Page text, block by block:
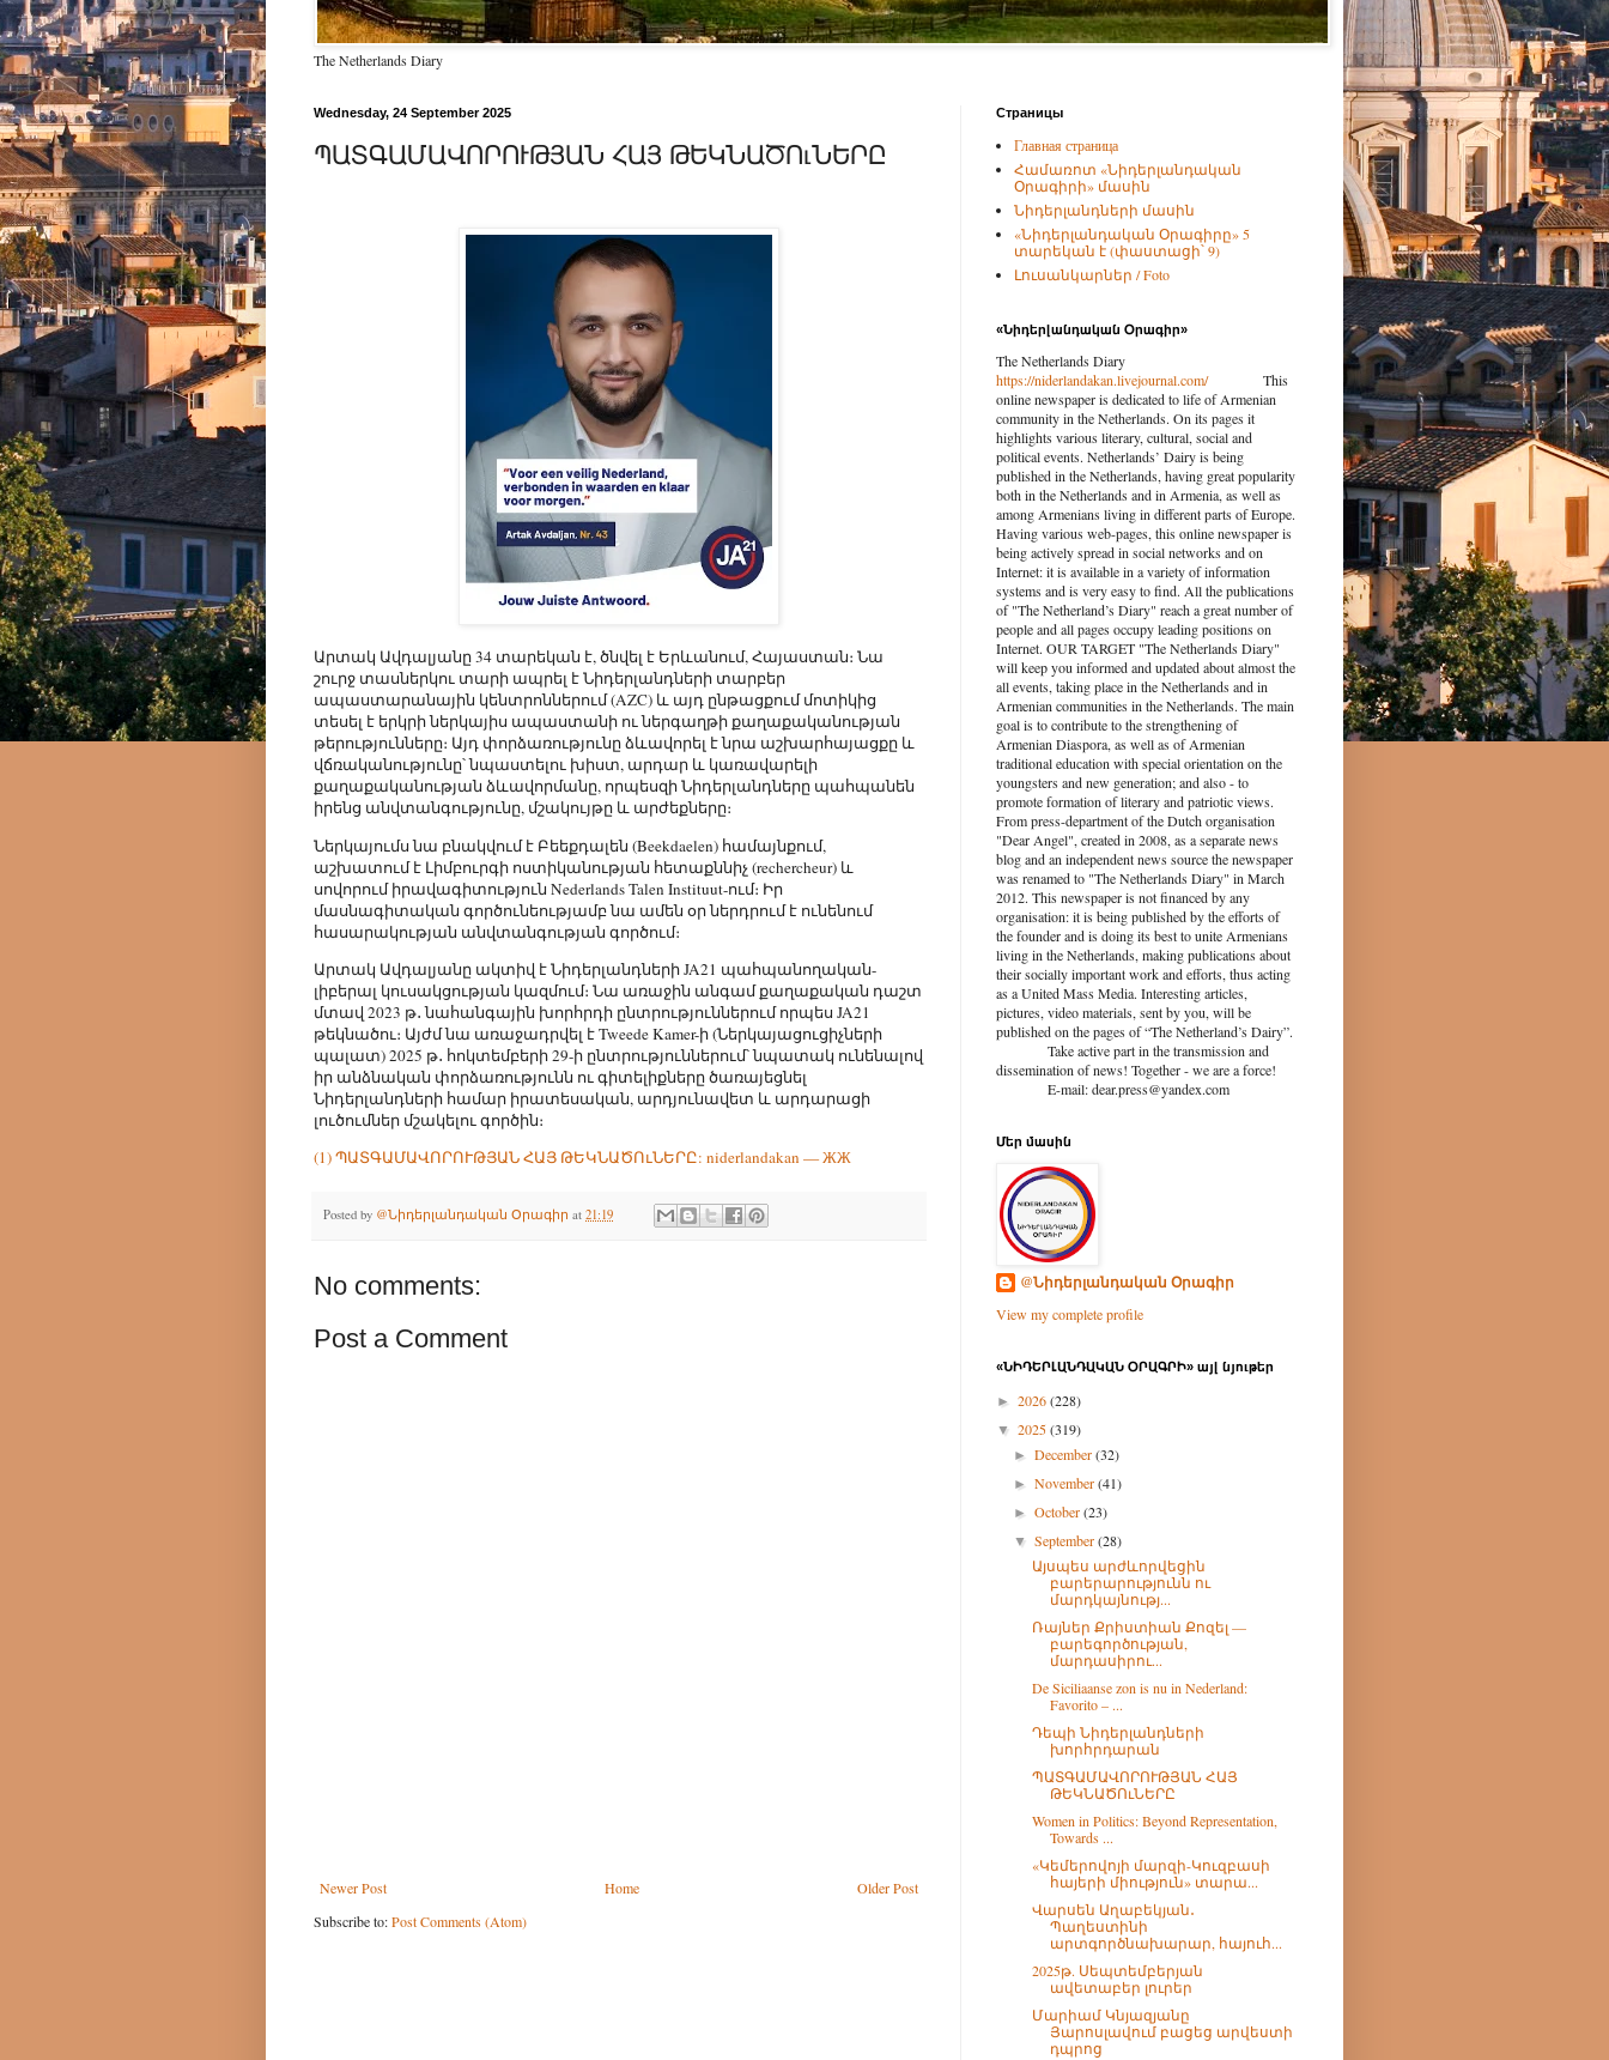
The Netherlands Diary
Wednesday, 24 September 2025
ՊԱՏԳԱՄԱՎՈՐՈՒԹՅԱՆ ՀԱՅ ԹԵԿՆԱԾՈւՆԵՐԸ
Արտակ Ավդալյանը 34 տարեկան է, ծնվել է Երևանում, Հայաստան։ Նա
շուրջ տասներկու տարի ապրել է Նիդերլանդների տարբեր
ապաստարանային կենտրոններում (AZC) և այդ ընթացքում մոտիկից
տեսել է երկրի ներկայիս ապաստանի ու ներգաղթի քաղաքականության
թերությունները։ Այդ փորձառությունը ձևավորել է նրա աշխարհայացքը և
վճռականությունը՝ նպաստելու խիստ, արդար և կառավարելի
քաղաքականության ձևավորմանը, որպեսզի Նիդերլանդները պահպանեն
իրենց անվտանգությունը, մշակույթը և արժեքները։
Ներկայումս նա բնակվում է Բեեքդալեն (Beekdaelen) համայնքում,
աշխատում է Լիմբուրգի ոստիկանության հետաքննիչ (rechercheur) և
սովորում իրավագիտություն Nederlands Talen Instituut-ում։ Իր
մասնագիտական գործունեությամբ նա ամեն օր ներդրում է ունենում
հասարակության անվտանգության գործում։
Արտակ Ավդալյանը ակտիվ է Նիդերլանդների JA21 պահպանողական-
լիբերալ կուսակցության կազմում։ Նա առաջին անգամ քաղաքական դաշտ
մտավ 2023 թ․ նահանգային խորհրդի ընտրություններում որպես JA21
թեկնածու։ Այժմ նա առաջադրվել է Tweede Kamer-ի (Ներկայացուցիչների
պալատ) 2025 թ․ հոկտեմբերի 29-ի ընտրություններում՝ նպատակ ունենալով
իր անձնական փորձառությունն ու գիտելիքները ծառայեցնել
Նիդերլանդների համար իրատեսական, արդյունավետ և արդարացի
լուծումներ մշակելու գործին։
(1) ՊԱՏԳԱՄԱՎՈՐՈՒԹՅԱՆ ՀԱՅ ԹԵԿՆԱԾՈւՆԵՐԸ: niderlandakan — ЖЖ
Posted by @Նիդերլանդական Օրագիր at 21:19
No comments:
Post a Comment
Newer Post Older Post
Home
Subscribe to:Post Comments (Atom)
Страницы
Главная страница
Համառոտ «Նիդերլանդական
Օրագիրի» մասին
Նիդերլանդների մասին
«Նիդերլանդական Օրագիրը» 5
տարեկան է (փաստացի՝ 9)
Լուսանկարներ / Foto
«Նիդերլանդական Օրագիր»
The Netherlands Diary
https://niderlandakan.livejournal.com/This
online newspaper is dedicated to life of Armenian
community in the Netherlands. On its pages it
highlights various literary, cultural, social and
political events. Netherlands’ Dairy is being
published in the Netherlands, having great popularity
both in the Netherlands and in Armenia, as well as
among Armenians living in different parts of Europe.
Having various web-pages, this online newspaper is
being actively spread in social networks and on
Internet: it is available in a variety of information
systems and is very easy to find. All the publications
of "The Netherland’s Diary" reach a great number of
people and all pages occupy leading positions on
Internet. OUR TARGET "The Netherlands Diary"
will keep you informed and updated about almost the
all events, taking place in the Netherlands and in
Armenian communities in the Netherlands. The main
goal is to contribute to the strengthening of
Armenian Diaspora, as well as of Armenian
traditional education with special orientation on the
youngsters and new generation; and also - to
promote formation of literary and patriotic views.
From press-department of the Dutch organisation
"Dear Angel", created in 2008, as a separate news
blog and an independent news source the newspaper
was renamed to "The Netherlands Diary" in March
2012. This newspaper is not financed by any
organisation: it is being published by the efforts of
the founder and is doing its best to unite Armenians
living in the Netherlands, making publications about
their socially important work and efforts, thus acting
as a United Mass Media. Interesting articles,
pictures, video materials, sent by you, will be
published on the pages of “The Netherland’s Dairy”.
Take active part in the transmission and
dissemination of news! Together - we are a force!
E-mail: dear.press@yandex.com
Մեր մասին
@Նիդերլանդական Օրագիր
View my complete profile
«ՆԻԴԵՐԼԱՆԴԱԿԱՆ ՕՐԱԳՐԻ» այլ նյութեր
► 2026(228)
▼ 2025(319)
►December(32)
►November(41)
►October(23)
▼September(28)
Այսպես արժևորվեցին
բարերարությունն ու
մարդկայնությ...
Ռայներ Քրիստիան Քոզել —
բարեգործության,
մարդասիրու...
De Siciliaanse zon is nu in Nederland:
Favorito – ...
Դեպի Նիդերլանդների
խորհրդարան
ՊԱՏԳԱՄԱՎՈՐՈՒԹՅԱՆ ՀԱՅ
ԹԵԿՆԱԾՈւՆԵՐԸ
Women in Politics: Beyond Representation,
Towards ...
«Կեմերովոյի մարզի-Կուզբասի
հայերի միություն» տարա...
Վարսեն Աղաբեկյան․
Պաղեստինի
արտգործնախարար, հայուհ...
2025թ. Սեպտեմբերյան
ավետաբեր լուրեր
Մարիամ Կնյազյանը
Յարոսլավում բացեց արվեստի
դպրոց